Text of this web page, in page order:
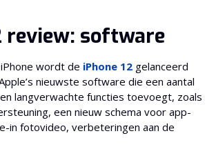
review: software
wordt de iPhone 12 gelanceerd
nieuwste software die een aantal
langverwachte functies toevoegt, zoals
een nieuw schema voor app-
in fotovideo, verbeteringen aan de